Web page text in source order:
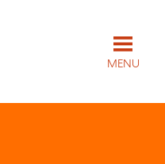
MENU